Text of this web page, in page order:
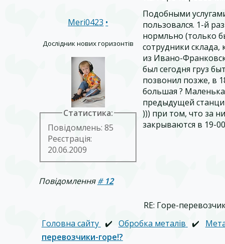
Meri0423 •
Дослідник нових горизонтів
Статистика:
Повідомлень: 85
Реєстрація:
20.06.2009
Подобными
пользовался. 1-й
нормльно (только
сотрудники
из Ивано-
был сегодня груз
позвонил позже, в
большая ?
предыдущей
))) при том, что за
закрываются в 19-
Повідомлення# 12
RE: Горе-
Головна сайту ✔️ Обробка металів ✔️
перевозчики-горе!?